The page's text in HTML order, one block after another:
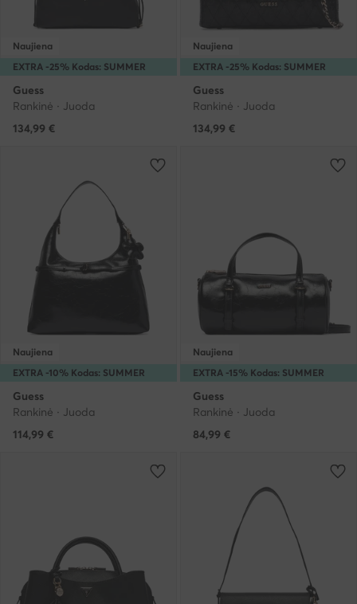
EXTRA -25% Kodas: SUMMER
Naujiena
Guess
Rankinė · Juoda
134,99 €
EXTRA -25% Kodas: SUMMER
Naujiena
Guess
Rankinė · Juoda
134,99 €
EXTRA -10% Kodas: SUMMER
Naujiena
Guess
Rankinė · Juoda
114,99 €
EXTRA -15% Kodas: SUMMER
Naujiena
Guess
Rankinė · Juoda
84,99 €